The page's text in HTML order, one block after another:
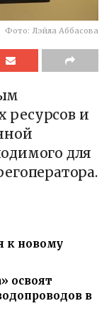
Фото: Лэйла Аббасова
ресурсов и
для
к новому
освоят
в